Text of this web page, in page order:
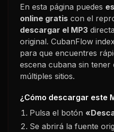
En esta página puedes
online gratis con el
descargar el MP3
original. CubanFlow
para que encuentres
escena cubana sin
múltiples sitios.
¿Cómo descargar este
Pulsa el botón
Se abrirá la fuente